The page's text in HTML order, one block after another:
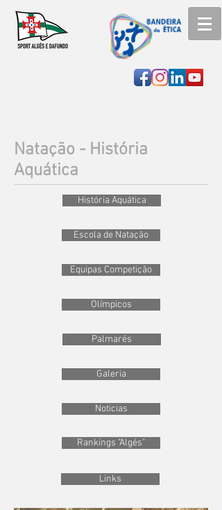
Natação - História
Aquática
História Aquática
Escola de Natação
Equipas Competição
Olímpicos
Palmarés
Galeria
Noticias
Rankings "Algés"
Links